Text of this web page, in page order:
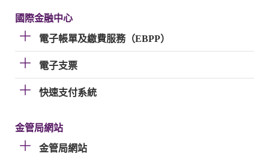
國際金融中心
電子帳單及繳費服務（EBPP）
電子支票
快速支付系統
金管局網站
金管局網站